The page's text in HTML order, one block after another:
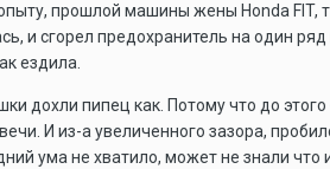
прошлой машины жены Honda FIT,
и сгорел предохранитель на один
ездила.
дохли пипец как. Потому что до
И из-а увеличенного зазора,
ума не хватило, может не знали